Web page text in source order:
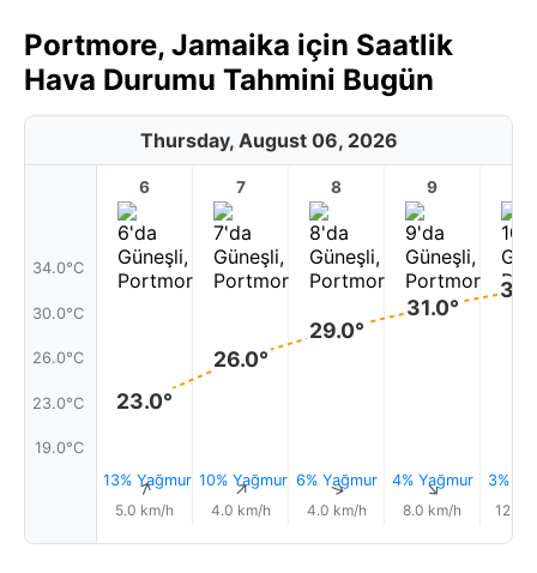
Portmore, Jamaika için Saatlik
Hava Durumu Tahmini Bugün
Thursday, August 06, 2026
34.0°C
30.0°C
26.0°C
23.0°C
19.0°C
6
23.0°
13% Yağmur
↑
5.0 km/h
7
26.0°
10% Yağmur
↑
4.0 km/h
8
29.0°
6% Yağmur
↑
4.0 km/h
9
31.0°
4% Yağmur
↑
8.0 km/h
3%
12.0